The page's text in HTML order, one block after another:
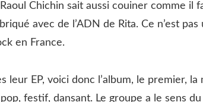
Chichin sait aussi couiner comme il
avec de l’ADN de Rita. Ce n’est
en France.
leur EP, voici donc l’album, le premier,
festif, dansant. Le groupe a le sens